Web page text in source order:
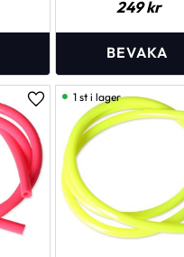
249kr
Lägg till i favoriter
1 st i lager